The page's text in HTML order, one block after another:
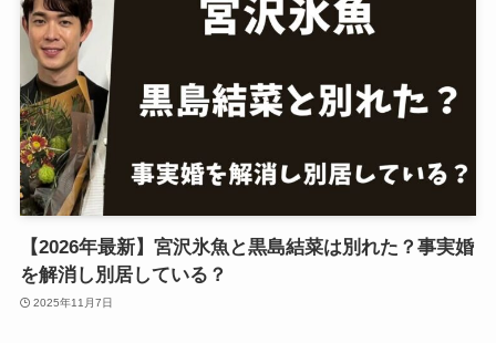
【2026年最新】宮沢氷魚と黒島結菜は別れた？事実婚
を解消し別居している？
2025年11月7日